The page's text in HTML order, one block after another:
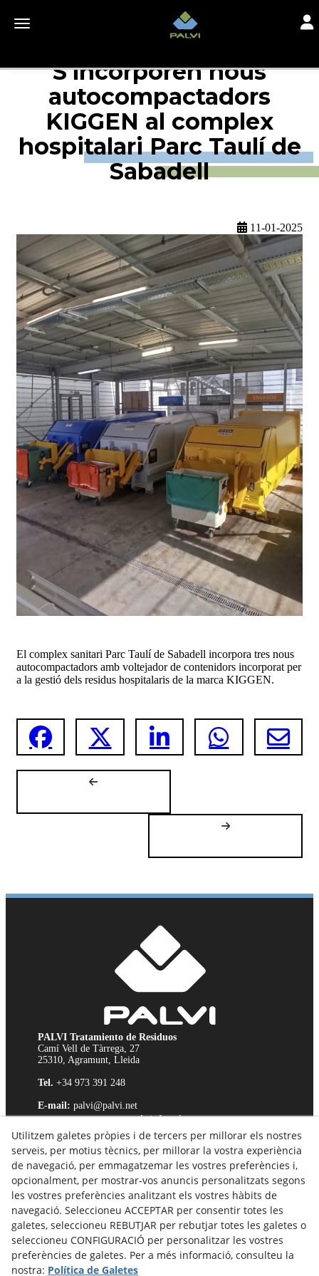
Toggle navigation
S'incorporen nous
autocompactadors
KIGGEN al complex
hospitalari Parc Taulí de
Sabadell
11-01-2025
El complex sanitari Parc Taulí de Sabadell incorpora tres nous
autocompactadors amb voltejador de contenidors incorporat per
a la gestió dels residus hospitalaris de la marca KIGGEN.
PALVI Tratamiento de Residuos
Camí Vell de Tàrrega, 27
25310, Agramunt, Lleida
Tel. +34 973 391 248
E-mail: palvi@palvi.net
Avis Legal
Política de Cookies
Política de Privacitat
Canal Ètic
Productes certificats per
Utilitzem galetes pròpies i de tercers per millorar els nostres
serveis, per motius tècnics, per millorar la vostra experiència
de navegació, per emmagatzemar les vostres preferències i,
opcionalment, per mostrar-vos anuncis personalitzats segons
les vostres preferències analitzant els vostres hàbits de
navegació. Seleccioneu ACCEPTAR per consentir totes les
galetes, seleccioneu REBUTJAR per rebutjar totes les galetes o
seleccioneu CONFIGURACIÓ per personalitzar les vostres
preferències de galetes. Per a més informació, consulteu la
nostra: Política de Galetes